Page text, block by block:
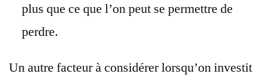
plus que ce que l’on peut se permettre de
perdre.
Un autre facteur à considérer lorsqu’on investit